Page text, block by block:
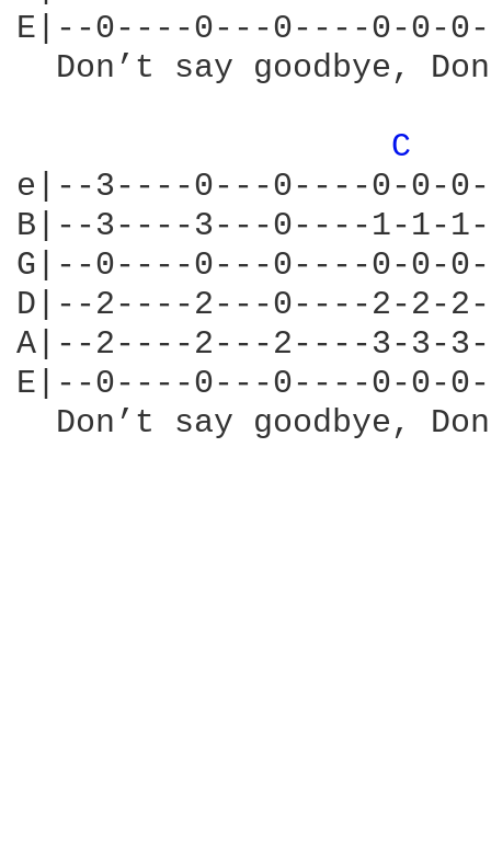
E|--0----0---0----0-0-0-
Don’t say goodbye,
C
e|--3----0---0----0-0-
B|--3----3---0----1-1-
G|--0----0---0----0-0-
D|--2----2---0----2-2-
A|--2----2---2----3-3-
E|--0----0---0----0-0-
Don’t say goodbye,